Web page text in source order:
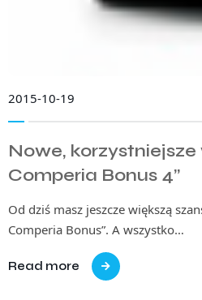
2015-10-19
Nowe,
Comperia Bonus 4”
Od dziś masz jeszcze większą
Comperia Bonus”. A wszystko…
Read more